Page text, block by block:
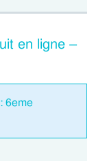
en ligne –
6eme